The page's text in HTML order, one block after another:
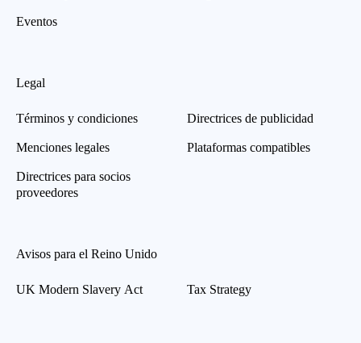
Eventos
Legal
Términos y condiciones
Menciones legales
Directrices para socios
proveedores
Directrices de publicidad
Plataformas compatibles
Avisos para el Reino Unido
UK Modern Slavery Act Tax Strategy